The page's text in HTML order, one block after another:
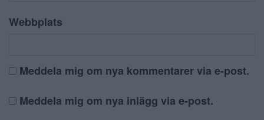
Webbplats
Meddela mig om nya kommentarer via e-post.
Meddela mig om nya inlägg via e-post.